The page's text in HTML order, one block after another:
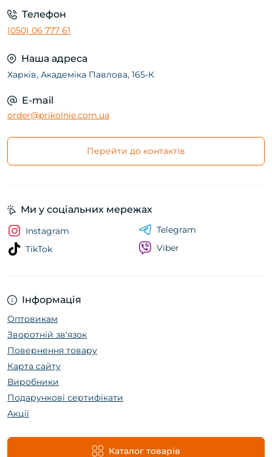
Телефон
(050) 06 777 61
Наша адреса
Харків, Академіка Павлова, 165-К
E-mail
order@prikolnie.com.ua
Перейти до контактів
Інформація
Оптовикам
Зворотній зв'язок
Повернення товару
Карта сайту
Виробники
Подарункові сертифікати
Акції
Каталог товарів
Ми у соціальних мережах
Instagram
TikTok
Telegram
Viber